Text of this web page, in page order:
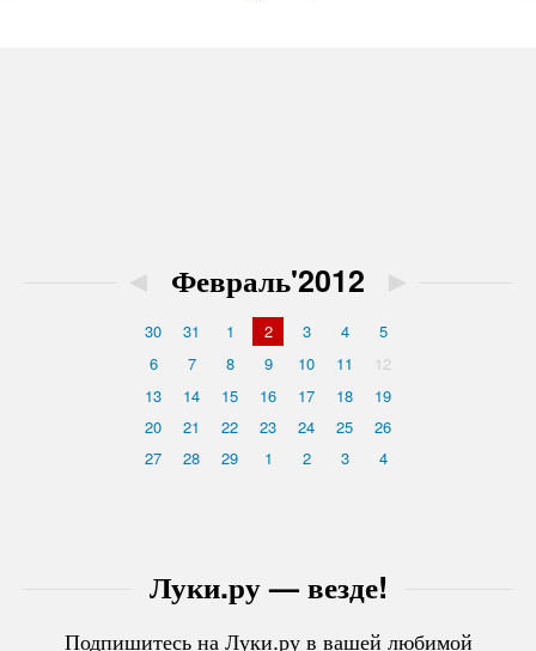
Луки.ру — везде!
Подпишитесь на Луки.ру в вашей любимой
◄ Февраль'2012 ►
30 31 1 2 3 4
5
6
7 8 9 10 11
12
13
14 15 16 17 18
19
20
21 22 23 24 25
26
27
28 29 1 2 3 4